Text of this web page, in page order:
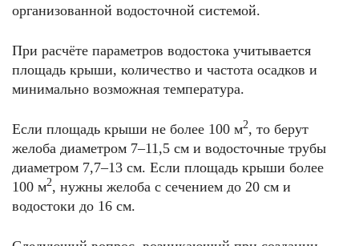
организованной водосточной системой.
При расчёте параметров водостока учитывается
площадь крыши, количество и частота осадков и
минимально возможная температура.
Если площадь крыши не более 100 м2, то берут
желоба диаметром 7–11,5 см и водосточные трубы
диаметром 7,7–13 см. Если площадь крыши более
100 м2, нужны желоба с сечением до 20 см и
водостоки до 16 см.